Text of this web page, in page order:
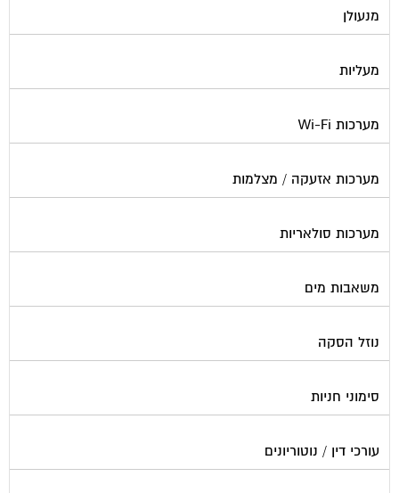
מנעולן
מעליות
מערכות Wi-Fi
מערכות אזעקה / מצלמות
מערכות סולאריות
משאבות מים
נוזל הסקה
סימוני חניות
עורכי דין / נוטוריונים